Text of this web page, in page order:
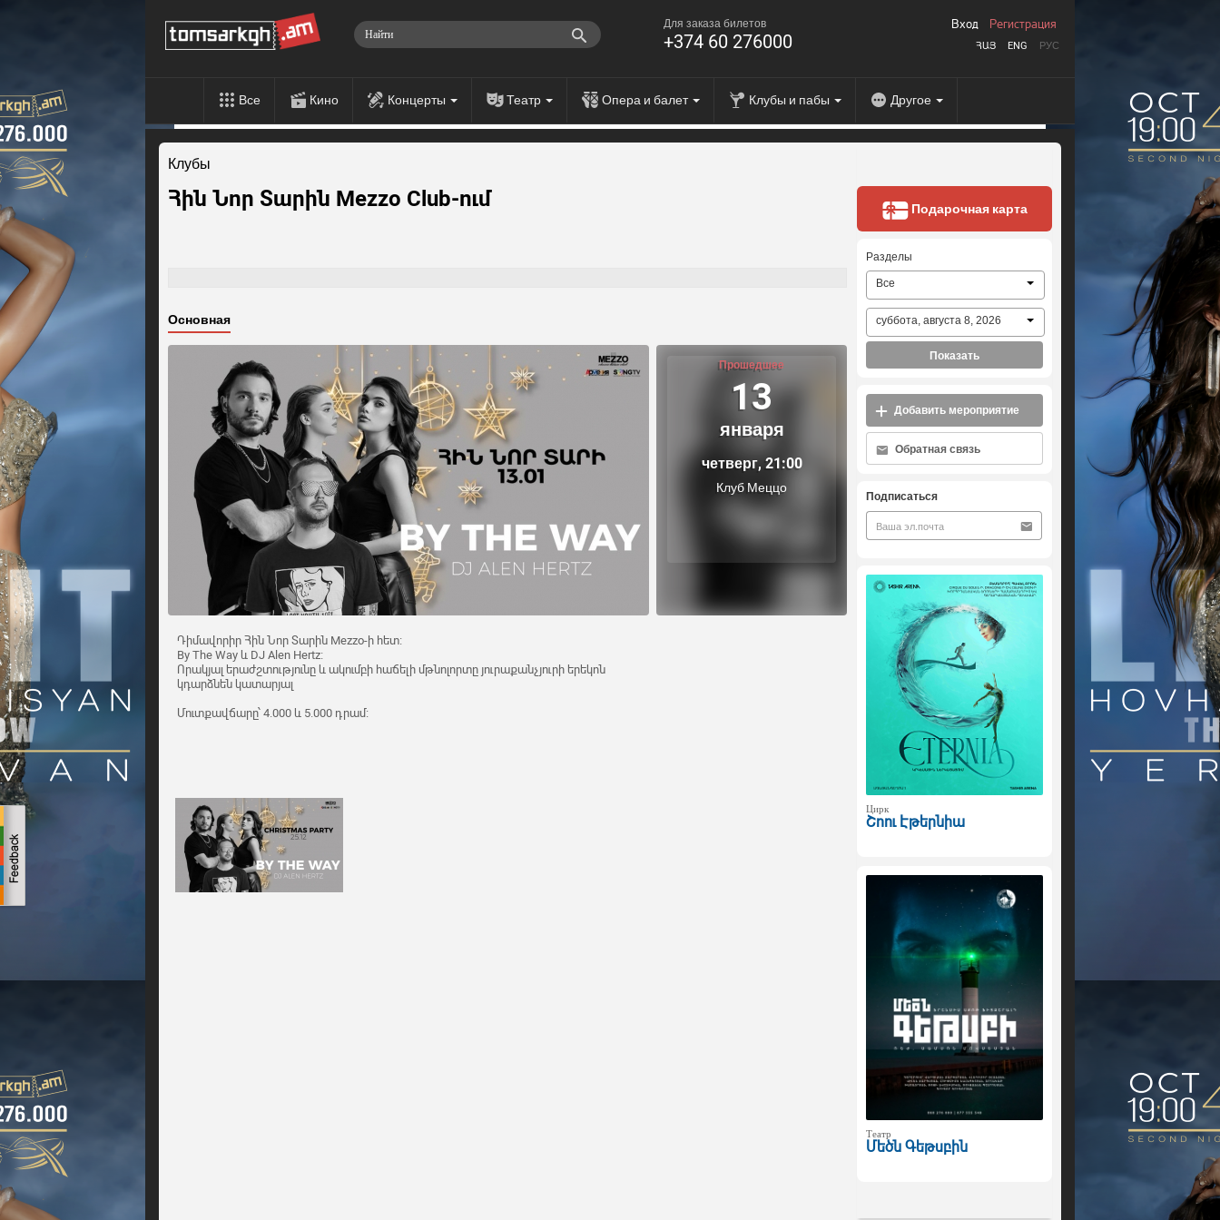
Для заказа билетов
+374 60 276000 ՀԱՅ ENG РУС
Вход Регистрация
Все Кино Концерты Театр Опера и балет Клубы и пабы Другое
Клубы
Հին Նոր Տարին Mezzo Club-ում
Основная
Прошедшее
13
января
четверг, 21:00
Клуб Меццо
Դիմավորիր Հին Նոր Տարին Mezzo-ի հետ։
By The Way և DJ Alen Hertz։
Որակյալ երաժշտությունը և ակումբի հաճելի մթնոլորտը յուրաքանչյուրի երեկոն
կդարձնեն կատարյալ
Մուտքավճարը՝ 4.000 և 5.000 դրամ։
Подарочная карта
Разделы
Все
суббота, августа 8, 2026
Показать
Добавить мероприятие
Обратная связь
Подписаться
Цирк
Շոու Էթերնիա
Театр
Մեծն Գեթսբին